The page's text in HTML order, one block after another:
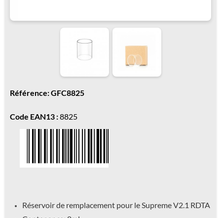
Référence: GFC8825
Code EAN13 :8825
Réservoir de remplacement pour le Supreme V2.1 RDTA